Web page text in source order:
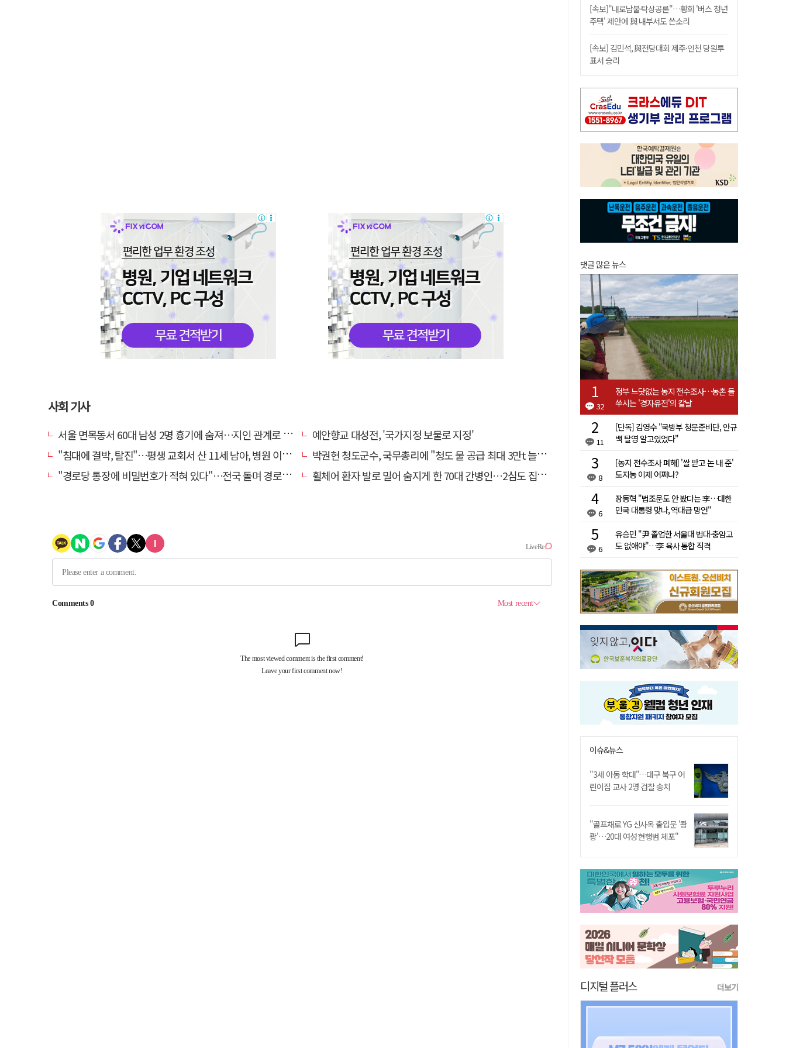
사회 기사
서울 면목동서 60대 남성 2명 흉기에 숨져…지인 관계로 추정
예안향교 대성전, '국가지정 보물로 지정'
"침대에 결박, 탈진"…평생 교회서 산 11세 남아, 병원 이송 끝 숨져
박권현 청도군수, 국무총리에 "청도 물 공급 최대 3만t 늘려달라"
"경로당 통장에 비밀번호가 적혀 있다"…전국 돌며 경로당 13곳 턴 30대 구속
휠체어 환자 발로 밀어 숨지게 한 70대 간병인…2심도 집행유예
[속보]"내로남불·탁상공론"…황희 '버스 청년
주택' 제안에 與 내부서도 쓴소리
[속보] 김민석, 與전당대회 제주·인천 당원투
표서 승리
댓글 많은 뉴스
32
정부 느닷없는 농지 전수조사…농촌 들
쑤시는 '경자유전'의 칼날
11
[단독] 김영수 "국방부 청문준비단, 안규
백 탈영 알고있었다"
8
[농지 전수조사 폐해] '쌀 받고 논 내 준'
도지농 이제 어쩌나?
6
장동혁 "법조문도 안 봤다는 李…대한
민국 대통령 맞나, 역대급 망언"
6
유승민 "尹 졸업한 서울대 법대·충암고
도 없애야"…李 육사 통합 직격
이슈&뉴스
"3세 아동 학대"…대구 북구 어
린이집 교사 2명 검찰 송치
"골프채로 YG 신사옥 출입문 '쾅
쾅'…20대 여성 현행범 체포"
디지털 플러스 더보기